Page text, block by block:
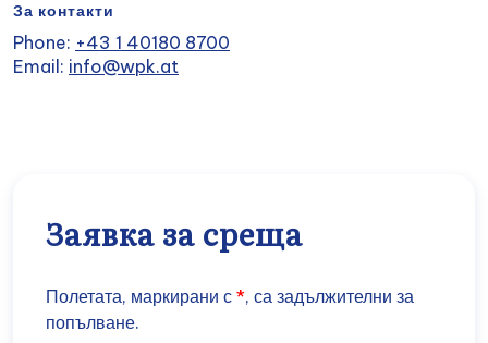
За контакти
Phone: +43 1 40180 8700
Email: info@wpk.at
Заявка за среща
Полетата, маркирани с *, са задължителни за
попълване.